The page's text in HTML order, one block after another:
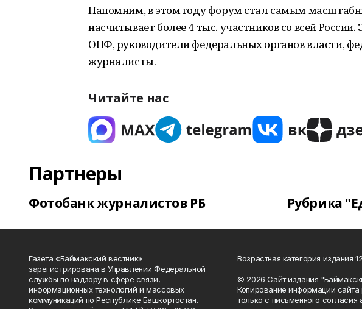
Напомним, в этом году форум стал самым
насчитывает более 4 тыс. участников со всей
ОНФ, руководители федеральных органов власти,
журналисты.
Читайте нас
Партнеры
Фотобанк журналистов РБ Рубрика
Газета «Баймакский вестник»
зарегистрирована в Управлении Федеральной
службы по надзору в сфере связи,
информационных технологий и массовых
коммуникаций по Республике Башкортостан.
Возрастная категория издания
© 2026 Сайт издания
Копирование информации
только с письменного согласия